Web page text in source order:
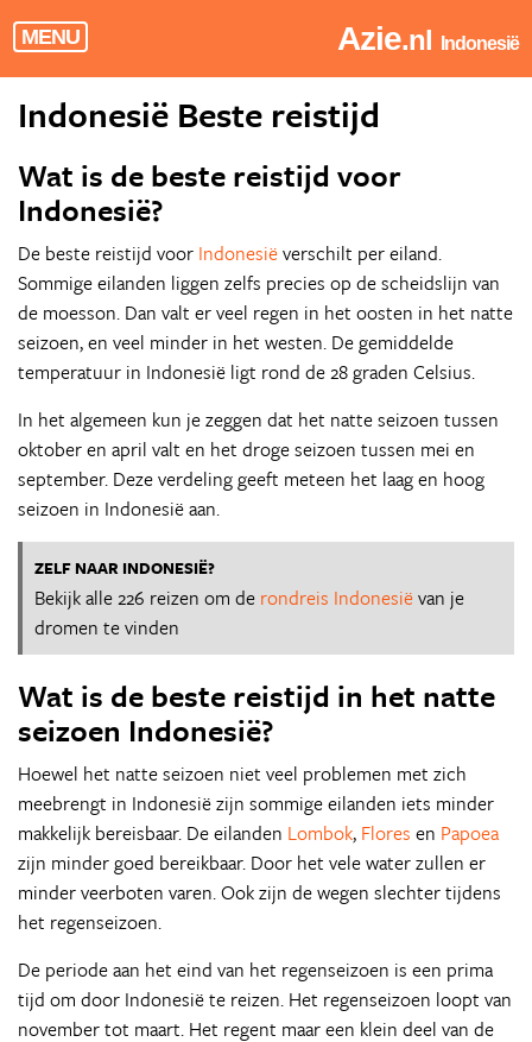
MENU Azie.nl Indonesië
Indonesië Beste reistijd
Wat is de beste reistijd voor
Indonesië?
De beste reistijd voor Indonesiëverschilt per eiland.
Sommige eilanden liggen zelfs precies op de scheidslijn van
de moesson. Dan valt er veel regen in het oosten in het natte
seizoen, en veel minder in het westen. De gemiddelde
temperatuur in Indonesië ligt rond de 28 graden Celsius.
In het algemeen kun je zeggen dat het natte seizoen tussen
oktober en april valt en het droge seizoen tussen mei en
september. Deze verdeling geeft meteen het laag en hoog
seizoen in Indonesië aan.
ZELF NAAR INDONESIË?
Bekijk alle 226 reizen om de rondreis Indonesiëvan je
dromen te vinden
Wat is de beste reistijd in het natte
seizoen Indonesië?
Hoewel het natte seizoen niet veel problemen met zich
meebrengt in Indonesië zijn sommige eilanden iets minder
makkelijk bereisbaar. De eilanden Lombok, Flores en Papoea
zijn minder goed bereikbaar. Door het vele water zullen er
minder veerboten varen. Ook zijn de wegen slechter tijdens
het regenseizoen.
De periode aan het eind van het regenseizoen is een prima
tijd om door Indonesië te reizen. Het regenseizoen loopt van
november tot maart. Het regent maar een klein deel van de